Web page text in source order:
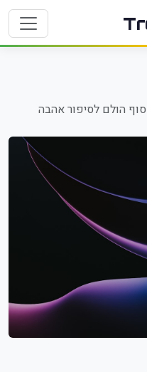
הולם לסיפור אהבה